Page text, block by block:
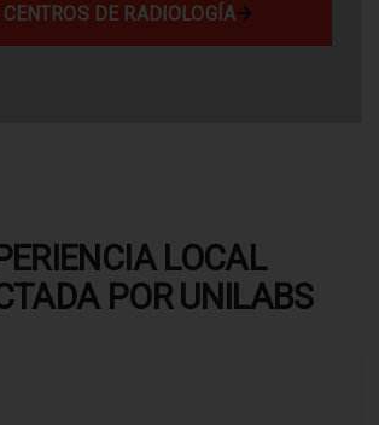
DE RADIOLOGÍA
LOCAL
POR UNILABS